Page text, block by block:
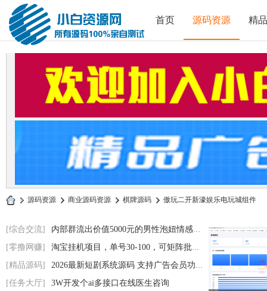
首页 源码资源 精
白
源
码
网
» 源码资源 › 商业源码资源 › 棋牌源码 › 傲玩二开新濠娱乐电玩城组件
[综合交流]
内部群流出价值5000元的男性泡妞情感电子书
[零撸网赚]
淘宝挂机项目，单号30-100，可矩阵批量操作
[精品源码]
2026最新短剧系统源码 支持广告会员功能齐
[任务大厅]
3W开发个ai多接口在线医生咨询